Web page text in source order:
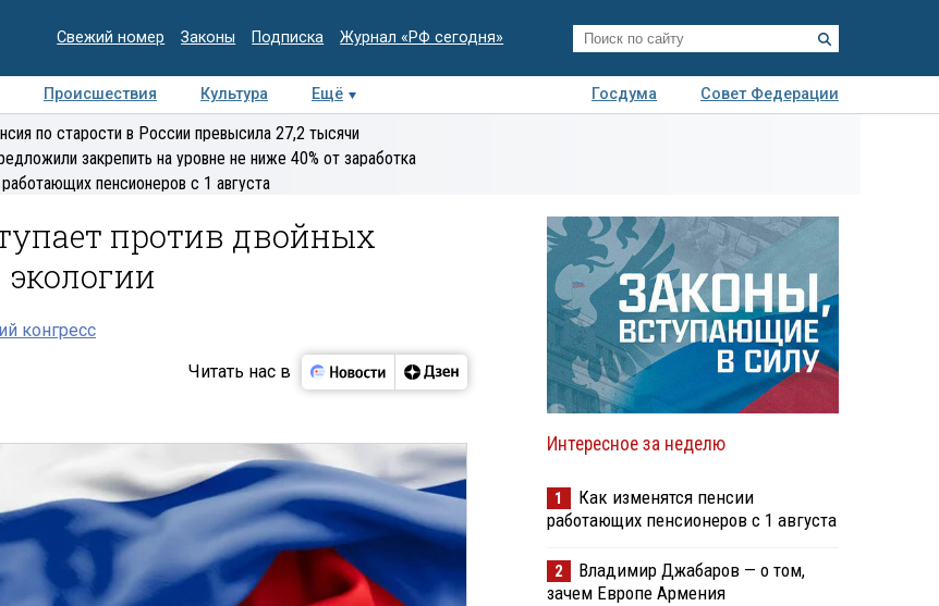
Свежий номер Законы Подписка Журнал «РФ сегодня»
Происшествия Культура Ещё Госдума
Совет Федерации
Медиацентр Интервью Колумнисты
по старости в России превысила 27,2 тысячи
закрепить на уровне не ниже 40% от заработка
пенсионеров с 1 августа
против двойных
конгресс
Читать нас в
Интересное за неделю
1
Как изменятся пенсии
работающих пенсионеров с 1 августа
2
Владимир Джабаров — о том,
зачем Европе Армения